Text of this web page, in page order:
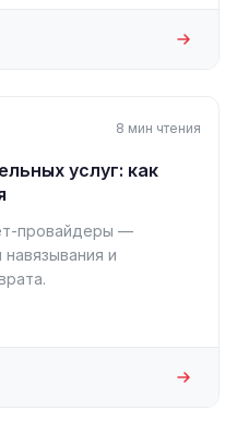
8 мин чтения
услуг: как
провайдеры —
и